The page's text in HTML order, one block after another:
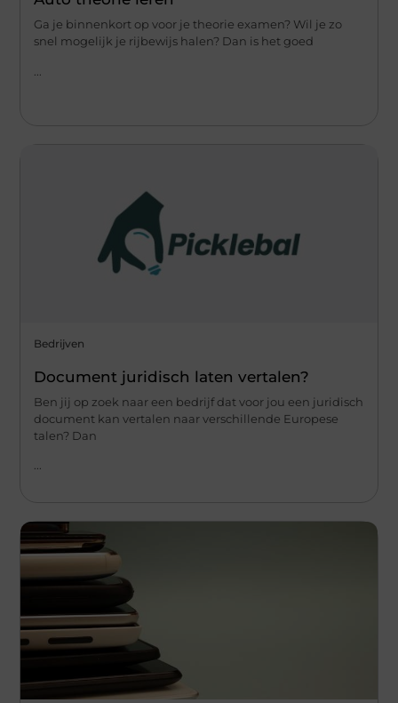
Ga je binnenkort op voor je theorie examen? Wil je zo
snel mogelijk je rijbewijs halen? Dan is het goed
Bedrijven
Document juridisch laten vertalen?
Ben jij op zoek naar een bedrijf dat voor jou een juridisch
document kan vertalen naar verschillende Europese
talen? Dan